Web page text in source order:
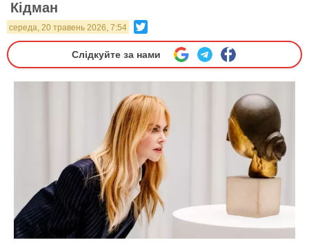
Кідман
середа, 20 травень 2026, 7:54
Слідкуйте за нами